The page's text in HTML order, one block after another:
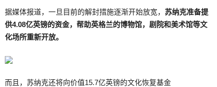
据媒体报道，一旦目前的解封措施逐渐开始放宽， 苏纳克准备提
供4.08亿英镑的资金，帮助英格兰的博物馆，剧院和美术馆等文
化场所重新开放。
而且，苏纳克还将向价值15.7亿英镑的文化恢复基金